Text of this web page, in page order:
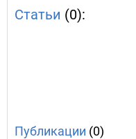
Статьи (0):
Публикации (0)